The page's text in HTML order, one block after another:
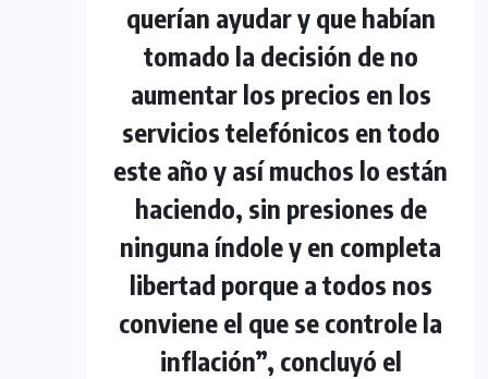
querían ayudar y que habían
tomado la decisión de no
aumentar los precios en los
servicios telefónicos en todo
este año y así muchos lo están
haciendo, sin presiones de
ninguna índole y en completa
libertad porque a todos nos
conviene el que se controle la
inflación”, concluyó el